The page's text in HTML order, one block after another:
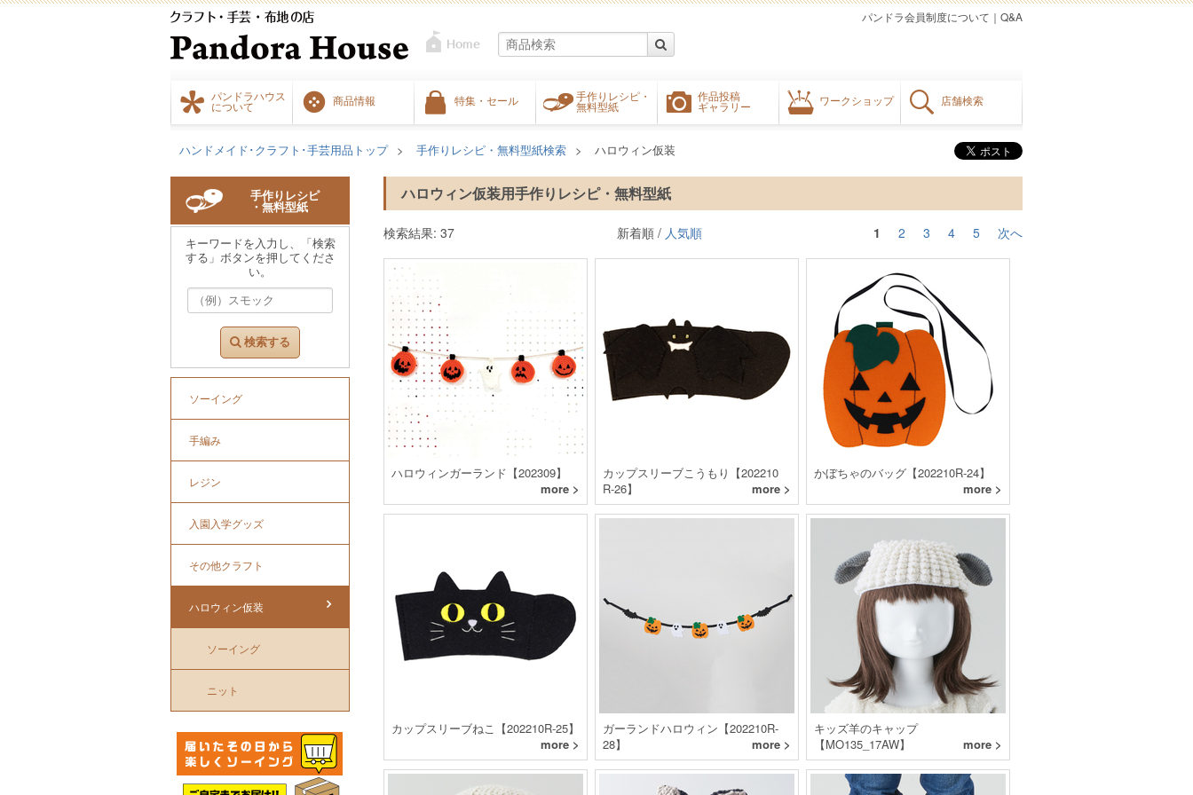
パンドラハウス
について
商品情報 特集・セール
手作りレシピ・
無料型紙
作品投稿
ギャラリー
ワークショップ 店舗検索
Q&A
｜
パンドラ会員制度について
ハンドメイド･クラフト･手芸用品トップ 手作りレシピ・無料型紙検索 ハロウィン仮装
ハロウィン仮装用手作りレシピ・無料型紙
検索結果: 37 1 2 3 4 5 次へ
新着順 / 人気順
ハロウィンガーランド【202309】
more >
カップスリーブこうもり【202210
R-26】
more >
かぼちゃのバッグ【202210R-24】
more >
カップスリーブねこ【202210R-25】
more >
ガーランドハロウィン【202210R-
28】
more >
キッズ羊のキャップ
【MO135_17AW】
more >
手作りレシピ
・無料型紙
キーワードを入力し、「検索
する」ボタンを押してくださ
い。
検索する
ソーイング
手編み
レジン
入園入学グッズ
その他クラフト
ハロウィン仮装
ソーイング
ニット